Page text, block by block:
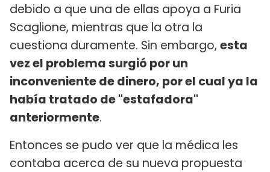
debido a que una de ellas apoya a Furia
Scaglione, mientras que la otra la
cuestiona duramente. Sin embargo, esta
vez el problema surgió por un
inconveniente de dinero, por el cual ya la
había tratado de "estafadora"
anteriormente.
Entonces se pudo ver que la médica les
contaba acerca de su nueva propuesta